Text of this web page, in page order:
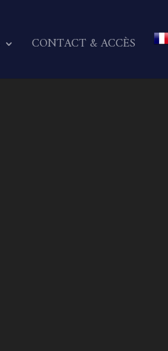
CONTACT & ACCÈS